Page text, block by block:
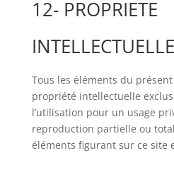
12- PROPRIETE
INTELLECTUELLE
Tous les éléments du
propriété intellectuelle
l’utilisation pour un usage
reproduction partielle ou
éléments figurant sur ce site